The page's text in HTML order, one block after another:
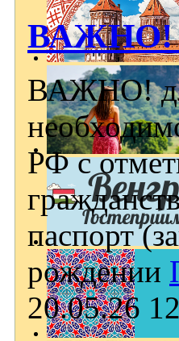
ВАЖНО!
ВАЖНО!
РФ с
паспорт
рождении
20.05.26